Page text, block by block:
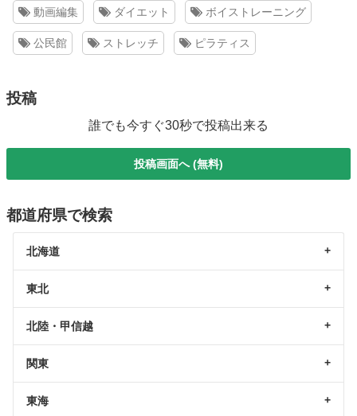
動画編集 ダイエット ボイストレーニング
公民館 ストレッチ ピラティス
投稿
誰でも今すぐ30秒で投稿出来る
投稿画面へ (無料)
都道府県で検索
北海道
東北
北陸・甲信越
関東
東海